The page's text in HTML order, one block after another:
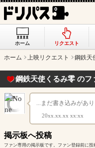
ホーム リクエスト
ホーム 上映リクエスト 鋼鉄天
鋼鉄天使くるみ零 のフ
...まだ書き込みがあ
20xx.xx.xx xx:xx
掲示板へ投稿
ファン専用の掲示板です。ファン登録前に